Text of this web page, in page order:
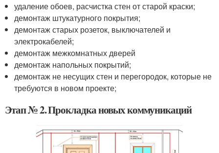
удаление обоев, расчистка стен от старой краски;
демонтаж штукатурного покрытия;
демонтаж старых розеток, выключателей и
электрокабелей;
демонтаж межкомнатных дверей
демонтаж напольных покрытий;
демонтаж не несущих стен и перегородок, которые не
требуются в новом проекте;
Этап № 2. Прокладка новых коммуникаций